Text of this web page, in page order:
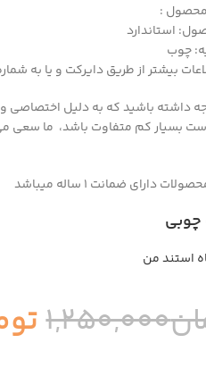
محصول :
استاندارد
چوب
از طریق دایرکت و یا به شماره 09357478096 از طریق واتساپ و تلگرام پیام
داشته باشید که به دلیل
بسیار کم متفاوت باشد، ما سعی
دارای ضمانت ۱ ساله میباشد
استند من
1,250,000